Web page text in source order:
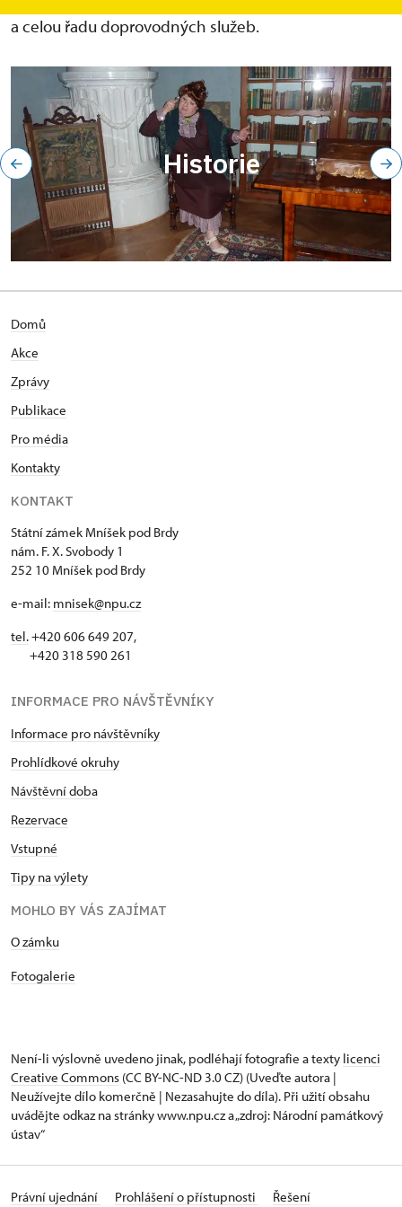
a celou řadu doprovodných služeb.
Historie
Domů
Akce
Zprávy
Publikace
Pro média
Kontakty
KONTAKT
Státní zámek Mníšek pod Brdy
nám. F. X. Svobody 1
252 10 Mníšek pod Brdy
e-mail: mnisek@npu.cz
tel.+420 606 649 207,
+420 318 590 261
INFORMACE PRO NÁVŠTĚVNÍKY
Informace pro návštěvníky
Prohlídkové okruhy
Návštěvní doba
Rezervace
Vstupné
Tipy na výlety
MOHLO BY VÁS ZAJÍMAT
O zámku
Fotogalerie
Není-li výslovně uvedeno jinak, podléhají fotografie a texty licenci
Creative Commons (CC BY-NC-ND 3.0 CZ) (Uveďte autora |
Neužívejte dílo komerčně | Nezasahujte do díla). Při užití obsahu
uvádějte odkaz na stránky www.npu.cz a „zdroj: Národní památkový
ústav“
Právní ujednání Prohlášení o přístupnosti
Řešení